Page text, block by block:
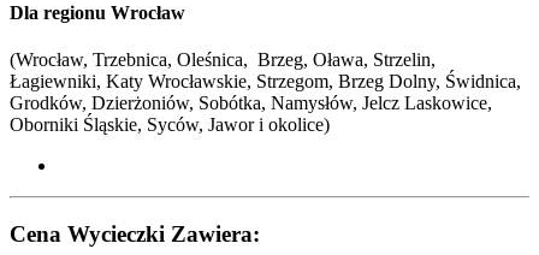
Dla regionu Wrocław
(Wrocław, Trzebnica, Oleśnica, Brzeg, Oława, Strzelin,
Łagiewniki, Katy Wrocławskie, Strzegom, Brzeg Dolny, Świdnica,
Grodków, Dzierżoniów, Sobótka, Namysłów, Jelcz Laskowice,
Oborniki Śląskie, Syców, Jawor i okolice)
Cena Wycieczki Zawiera: